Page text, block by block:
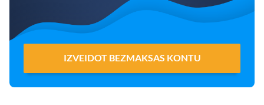
IZVEIDOT BEZMAKSAS KONTU